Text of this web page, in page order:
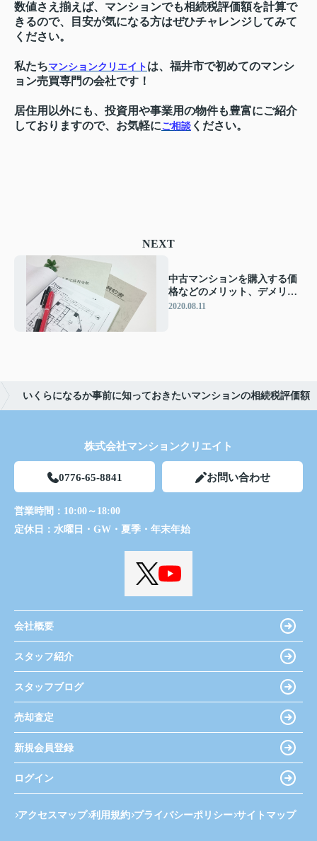
数値さえ揃えば、マンションでも相続税評価額を計算で
きるので、目安が気になる方はぜひチャレンジしてみて
ください。
私たちマンションクリエイト は、福井市で初めてのマンシ
ョン売買専門の会社です！
居住用以外にも、投資用や事業用の物件も豊富にご紹介
しておりますので、お気軽にご相談 ください。
NEXT
中古マンションを購入する価
格などのメリット、デメリッ
ト、デメリットの回避法と
2020.08.11
いくらになるか事前に知っておきたいマンションの相続税評価額
株式会社マンションクリエイト
0776-65-8841 お問い合わせ
営業時間： 10:00～18:00
定休日： 水曜日・GW・夏季・年末年始
会社概要
スタッフ紹介
スタッフブログ
売却査定
新規会員登録
ログイン
アクセスマップ 利用規約 プライバシーポリシー サイトマップ